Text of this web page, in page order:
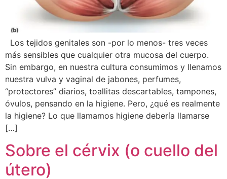
Los tejidos genitales son -por lo menos- tres veces
más sensibles que cualquier otra mucosa del cuerpo.
Sin embargo, en nuestra cultura consumimos y llenamos
nuestra vulva y vaginal de jabones, perfumes,
“protectores” diarios, toallitas descartables, tampones,
óvulos, pensando en la higiene. Pero, ¿qué es realmente
la higiene? Lo que llamamos higiene debería llamarse
[…]
Sobre el cérvix (o cuello del
útero)